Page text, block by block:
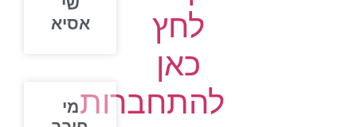
לחץ
כאן
להתחברות
שי
אסיא
מי